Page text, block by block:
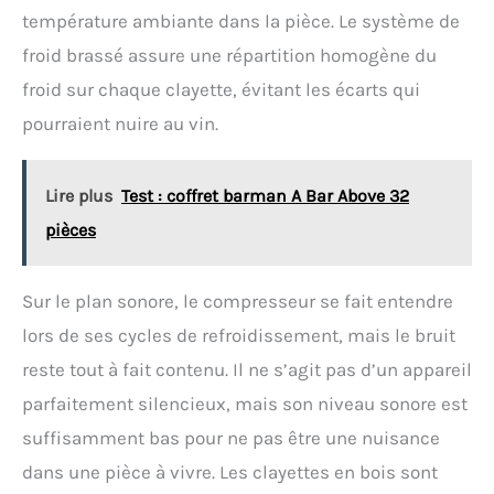
température ambiante dans la pièce. Le système de
froid brassé assure une répartition homogène du
froid sur chaque clayette, évitant les écarts qui
pourraient nuire au vin.
Lire plus Test : coffret barman A Bar Above 32
pièces
Sur le plan sonore, le compresseur se fait entendre
lors de ses cycles de refroidissement, mais le bruit
reste tout à fait contenu. Il ne s’agit pas d’un appareil
parfaitement silencieux, mais son niveau sonore est
suffisamment bas pour ne pas être une nuisance
dans une pièce à vivre. Les clayettes en bois sont